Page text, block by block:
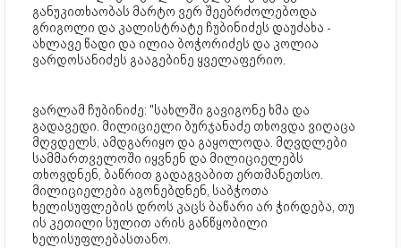
განუკითხაობას მარტო ვერ შეებრძოლებოდა
გრიგოლი და კალისტრატე ჩუბინიძეს დაუძახა -
ახლავე წადი და ილია ბოჭორიძეს და კოლია
ვარდოსანიძეს გააგებინე ყველაფერიო.
ვარლამ ჩუბინიძე: "სახლში გავიგონე ხმა და
გადავედი. მილიციელი ბურჯანაძე თხოვდა ვიღაცა
მღვდელს, ამდგარიყო და გაყოლოდა. მღვდლები
სამმართველოში იყვნენ და მილიციელებს
თხოვდნენ, ბაწრით გადაგვაბით ერთმანეთსო.
მილიციელები აგონებდნენ, საბჭოთა
ხელისუფლების დროს კაცს ბაწარი არ ჭირდება, თუ
ის კეთილი სულით არის განწყობილი
ხელისუფლებასთანო.